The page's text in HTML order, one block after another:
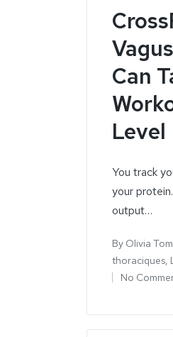
Can
Level
You track
your
output…
By Olivia
thoraciques,
No